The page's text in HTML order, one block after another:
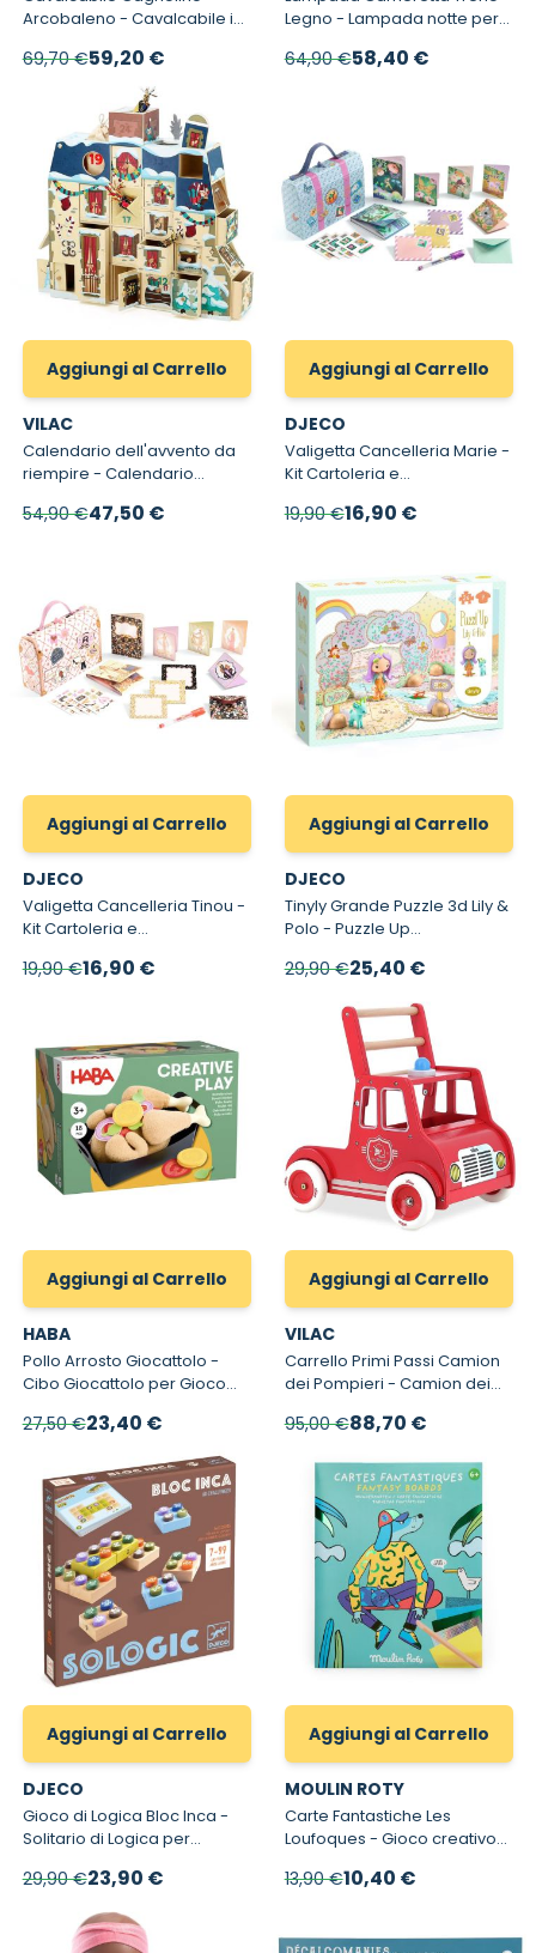
Arcobaleno - Cavalcabile in
69,70 €Prezzo speciale
59,20 €
Legno - Lampada notte per
64,90 €Prezzo speciale
58,40 €
Aggiungi al Carrello
VILAC
Calendario dell'avvento da
riempire - Calendario
riutilizzabile
54,90 €Prezzo speciale
47,50 €
Aggiungi al Carrello
DJECO
Valigetta Cancelleria Marie -
Kit Cartoleria e
19,90 €Prezzo speciale
16,90 €
Aggiungi al Carrello
DJECO
Valigetta Cancelleria Tinou -
Kit Cartoleria e
19,90 €Prezzo speciale
16,90 €
Aggiungi al Carrello
DJECO
Tinyly Grande Puzzle 3d Lily &
Polo - Puzzle Up
personaggi Tinyly
29,90 €Prezzo speciale
25,40 €
Aggiungi al Carrello
HABA
Pollo Arrosto Giocattolo -
Cibo Giocattolo per Gioco
27,50 €Prezzo speciale
23,40 €
Aggiungi al Carrello
VILAC
Carrello Primi Passi Camion
dei Pompieri - Camion dei
95,00 €Prezzo speciale
88,70 €
Aggiungi al Carrello
DJECO
Gioco di Logica Bloc Inca -
Solitario di Logica per
29,90 €Prezzo speciale
23,90 €
Aggiungi al Carrello
MOULIN ROTY
Carte Fantastiche Les
Loufoques - Gioco creativo
13,90 €Prezzo speciale
10,40 €